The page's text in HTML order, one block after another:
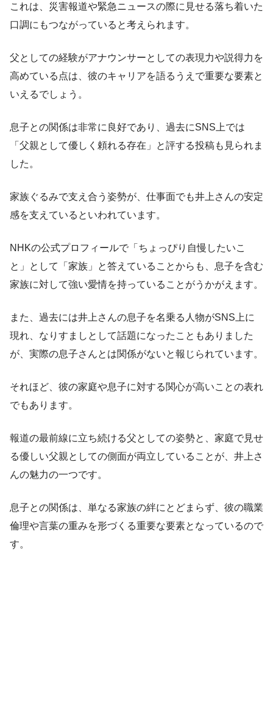
これは、災害報道や緊急ニュースの際に見せる落ち着いた
口調にもつながっていると考えられます。
父としての経験がアナウンサーとしての表現力や説得力を
高めている点は、彼のキャリアを語るうえで重要な要素と
いえるでしょう。
息子との関係は非常に良好であり、過去にSNS上では
「父親として優しく頼れる存在」と評する投稿も見られま
した。
家族ぐるみで支え合う姿勢が、仕事面でも井上さんの安定
感を支えているといわれています。
NHKの公式プロフィールで「ちょっぴり自慢したいこ
と」として「家族」と答えていることからも、息子を含む
家族に対して強い愛情を持っていることがうかがえます。
また、過去には井上さんの息子を名乗る人物がSNS上に
現れ、なりすましとして話題になったこともありました
が、実際の息子さんとは関係がないと報じられています。
それほど、彼の家庭や息子に対する関心が高いことの表れ
でもあります。
報道の最前線に立ち続ける父としての姿勢と、家庭で見せ
る優しい父親としての側面が両立していることが、井上さ
んの魅力の一つです。
息子との関係は、単なる家族の絆にとどまらず、彼の職業
倫理や言葉の重みを形づくる重要な要素となっているので
す。